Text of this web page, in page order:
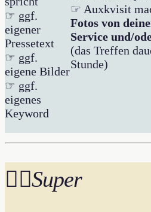
☞ ggf.
eigener
Pressetext
☞ ggf.
eigene Bilder
☞ ggf.
eigenes
Keyword
☞ Auxkvisit
Fotos von
Service und/
(das Treffen
Stunde)
🐦‍🔥Super